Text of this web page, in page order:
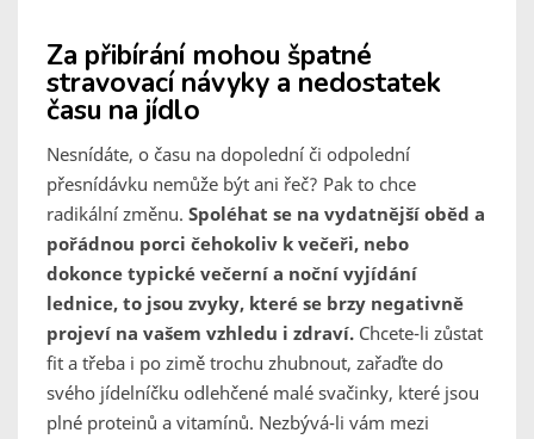
Za přibírání mohou špatné
stravovací návyky a nedostatek
času na jídlo
Nesnídáte, o času na dopolední či odpolední
přesnídávku nemůže být ani řeč? Pak to chce
radikální změnu. Spoléhat se na vydatnější oběd a
pořádnou porci čehokoliv k večeři, nebo
dokonce typické večerní a noční vyjídání
lednice, to jsou zvyky, které se brzy negativně
projeví na vašem vzhledu i zdraví. Chcete-li zůstat
fit a třeba i po zimě trochu zhubnout, zařaďte do
svého jídelníčku odlehčené malé svačinky, které jsou
plné proteinů a vitamínů. Nezbývá-li vám mezi